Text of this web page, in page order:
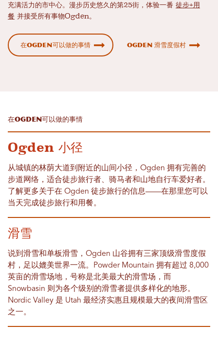
充满活力的市中心。漫步历史悠久的第25街，体验一番 徒步+用
餐 并接受所有事物Ogden。
在Ogden可以做的事情 Ogden 滑雪度假村
在Ogden可以做的事情
Ogden 小径
从城镇的林荫大道到附近的山间小径，Ogden 拥有完善的
步道网络，适合徒步旅行者、骑马者和山地自行车爱好者。
了解更多关于在 Ogden 徒步旅行的信息——在那里您可以
当天完成徒步旅行和用餐。
滑雪
说到滑雪和单板滑雪，Ogden 山谷拥有三家顶级滑雪度假
村，足以媲美世界一流。Powder Mountain 拥有超过 8,000
英亩的滑雪场地，号称是北美最大的滑雪场，而
Snowbasin 则为各个级别的滑雪者提供多样化的地形。
Nordic Valley 是 Utah 最经济实惠且规模最大的夜间滑雪区
之一。